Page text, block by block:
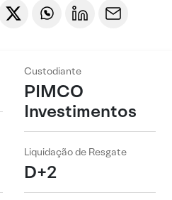
Custodiante
PIMCO
Investimentos
Liquidação de Resgate
D+2